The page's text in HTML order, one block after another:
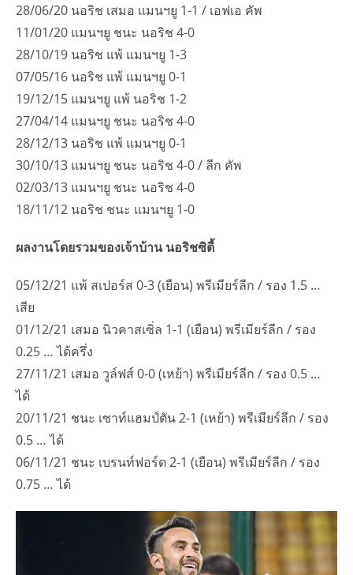
28/06/20 นอริช เสมอ แมนฯยู 1-1 / เอฟเอ คัพ
11/01/20 แมนฯยู ชนะ นอริช 4-0
28/10/19 นอริช แพ้ แมนฯยู 1-3
07/05/16 นอริช แพ้ แมนฯยู 0-1
19/12/15 แมนฯยู แพ้ นอริช 1-2
27/04/14 แมนฯยู ชนะ นอริช 4-0
28/12/13 นอริช แพ้ แมนฯยู 0-1
30/10/13 แมนฯยู ชนะ นอริช 4-0 / ลีก คัพ
02/03/13 แมนฯยู ชนะ นอริช 4-0
18/11/12 นอริช ชนะ แมนฯยู 1-0
ผลงานโดยรวมของเจ้าบ้าน นอริชซิตี้
05/12/21 แพ้ สเปอร์ส 0-3 (เยือน) พรีเมียร์ลีก / รอง 1.5 …
เสีย
01/12/21 เสมอ นิวคาสเซิ่ล 1-1 (เยือน) พรีเมียร์ลีก / รอง
0.25 … ได้ครึ่ง
27/11/21 เสมอ วูล์ฟส์ 0-0 (เหย้า) พรีเมียร์ลีก / รอง 0.5 …
ได้
20/11/21 ชนะ เซาท์แฮมป์ตัน 2-1 (เหย้า) พรีเมียร์ลีก / รอง
0.5 … ได้
06/11/21 ชนะ เบรนท์ฟอร์ด 2-1 (เยือน) พรีเมียร์ลีก / รอง
0.75 … ได้